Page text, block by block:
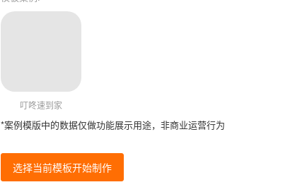
叮咚速到家
*案例模版中的数据仅做功能展示用途，非商业运营行为
选择当前模板开始制作